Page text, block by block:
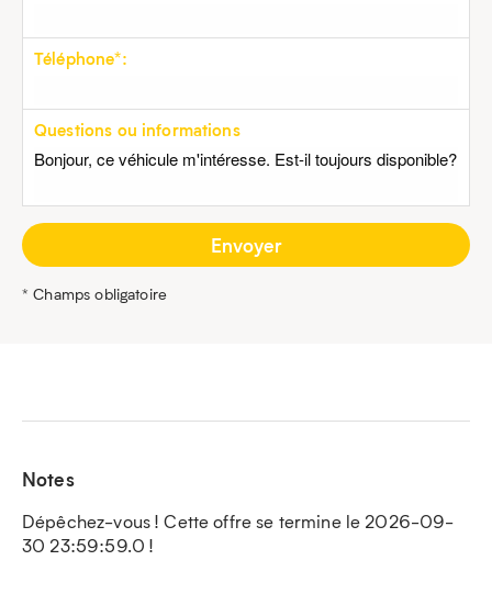
Téléphone*:
Questions ou informations
* Champs obligatoire
Notes
Dépêchez-vous ! Cette offre se termine le 2026-09-
30 23:59:59.0 !